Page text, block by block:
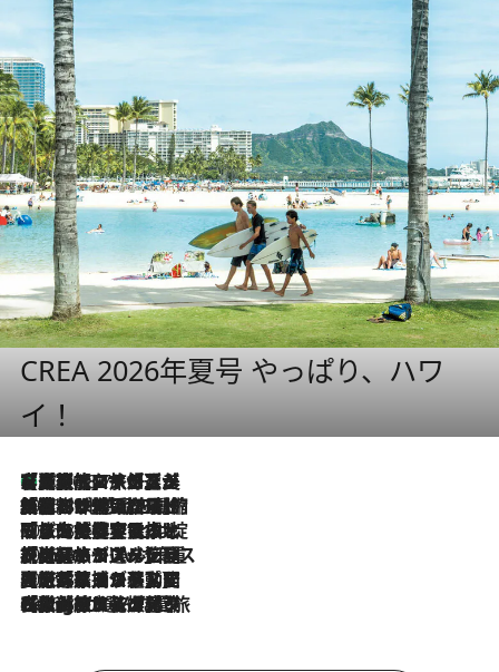
CREA 2026年夏号 やっぱり、ハワ
イ！
2026.8.7
【厳選旅コスメ】「多機能アイテムがメイン！」旅好き美容エディターが選んだ夏旅ベストコスメを発表【Mサイズジップ】
2026.8.6
「荷物が増えるほど旅ストレスは増す」美容ジャーナリストがたどり着いた最終結論。“化粧品を劇的に減らす”感動の凝縮美容とは
2026.8.6
「旅先には金髪ウィッグを持参」日本と同じメイクでは損してる!? 美容ジャーナリストが提案する“掟破りの旅美容”とは
2026.8.6
【厳選旅コスメ】「身軽さ＆UV対策重視！」ヘアアーティストshucoが選んだ夏旅ベストコスメを発表【Mサイズジップ】
2026.8.5
【厳選旅コスメ】国内をあちこち移動する河井菜摘が選んだ夏旅ベストコスメ発表！「リラックスアイテムはマスト」【Mサイズジップ】
2026.8.4
【厳選旅コスメ】「紫外線＆乾燥対策しながらメイク感も！」ヘア＆メイクGeorgeが選んだ夏旅ベストコスメを発表！【Mサイズジップ】